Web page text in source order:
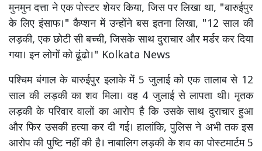
मुनमुन दत्ता ने एक पोस्टर शेयर किया, जिस पर लिखा था, "बारुईपुर
के लिए इंसाफ।" कैप्शन में उन्होंने बस इतना लिखा, "12 साल की
लड़की, एक छोटी सी बच्ची, जिसके साथ दुराचार और मर्डर कर दिया
गया। इन लोगों को ढूंढो।" Kolkata News
पश्चिम बंगाल के बारुईपुर इलाके में 5 जुलाई को एक तालाब से 12
साल की लड़की का शव मिला। वह 4 जुलाई से लापता थी। मृतक
लड़की के परिवार वालों का आरोप है कि उसके साथ दुराचार हुआ
और फिर उसकी हत्या कर दी गई। हालांकि, पुलिस ने अभी तक इस
आरोप की पुष्टि नहीं की है। नाबालिग लड़की के शव का पोस्टमार्टम 5